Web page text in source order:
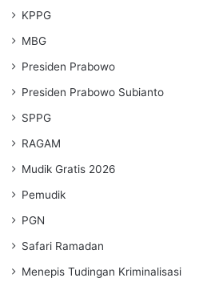
KPPG
MBG
Presiden Prabowo
Presiden Prabowo Subianto
SPPG
RAGAM
Mudik Gratis 2026
Pemudik
PGN
Safari Ramadan
Menepis Tudingan Kriminalisasi